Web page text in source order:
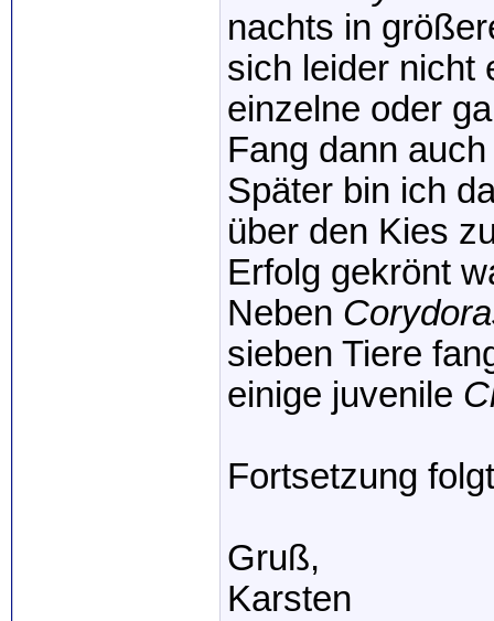
nachts in
sich leider nicht
einzelne oder
Fang dann
Später bin ich
über den Kies
Erfolg gekrönt
Neben
sieben Tiere
einige juvenile
Fortsetzung
Gruß,
Karsten